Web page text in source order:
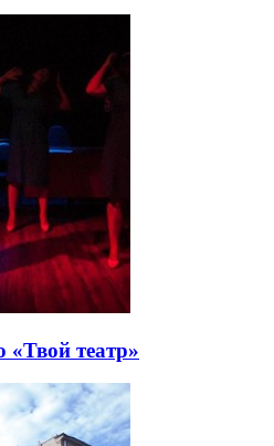
«Твой театр»